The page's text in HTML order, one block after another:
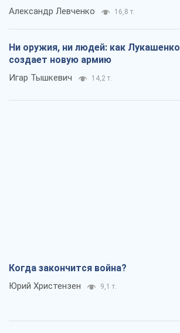
Александр Левченко 16,8 т.
Ни оружия, ни людей: как Лукашенко
создает новую армию
Игар Тышкевич 14,2 т.
Когда закончится война?
Юрий Христензен 9,1 т.